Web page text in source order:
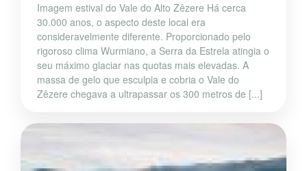
Imagem estival do Vale do Alto Zêzere Há cerca
30.000 anos, o aspecto deste local era
consideravelmente diferente. Proporcionado pelo
rigoroso clima Wurmiano, a Serra da Estrela atingia o
seu máximo glaciar nas quotas mais elevadas. A
massa de gelo que esculpia e cobria o Vale do
Zêzere chegava a ultrapassar os 300 metros de [...]